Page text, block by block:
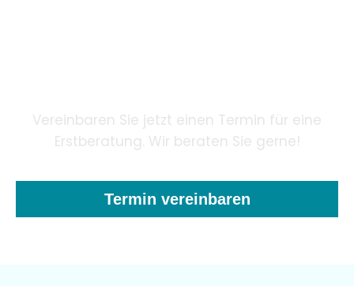
Vereinbaren Sie jetzt einen Termin für eine
Erstberatung. Wir beraten Sie gerne!
Termin vereinbaren